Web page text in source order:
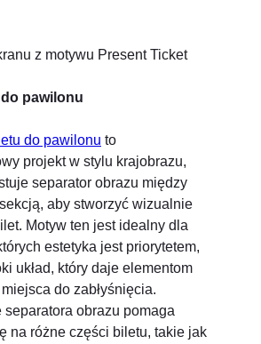
pawilonu
do pawilonu to
projekt w stylu krajobrazu,
separator obrazu między
aby stworzyć wizualnie
Motyw ten jest idealny dla
estetyka jest priorytetem,
układ, który daje elementom
do zabłyśnięcia.
obrazu pomaga
na różne części biletu, takie jak